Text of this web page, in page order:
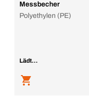
Messbecher
Polyethylen (PE)
Lädt...